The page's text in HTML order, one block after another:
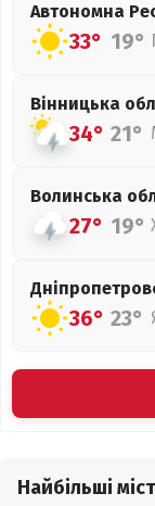
Автономна
33° 19°
Вінницька
34° 21°
Волинська
27° 19°
36° 23°
Найбільші